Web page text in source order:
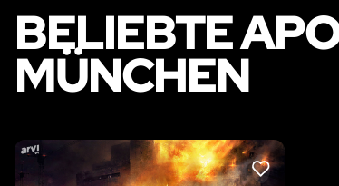
BELIEBTE
MÜNCHEN
LIKE